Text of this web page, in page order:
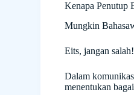
Kenapa Penutup
Mungkin
Eits, jangan salah!
Dalam
menentukan